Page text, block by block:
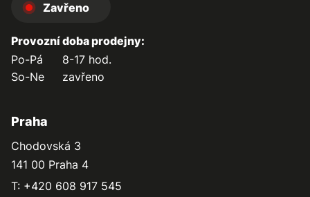
Zavřeno
Provozní doba prodejny:
Po-Pá
8-17 hod.
So-Ne
zavřeno
Praha
Chodovská 3
141 00 Praha 4
T: +420 608 917 545